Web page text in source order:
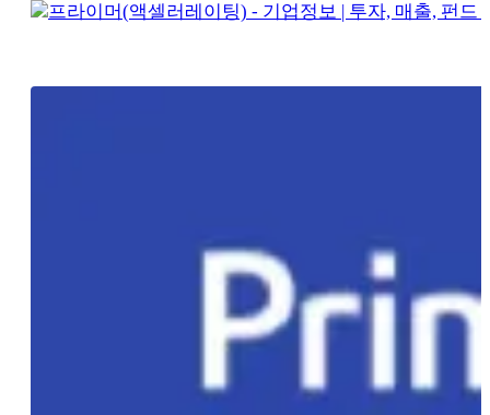
프라이머(액셀러레이팅) - 기업정보 | 투자, 매출, 펀드